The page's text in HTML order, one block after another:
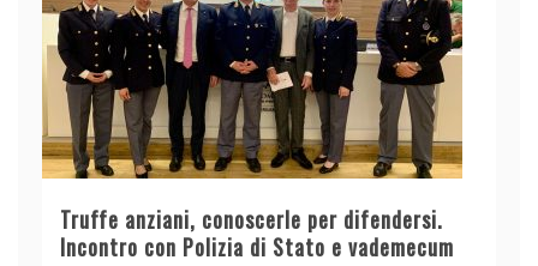
Truffe anziani, conoscerle per difendersi.
Incontro con Polizia di Stato e vademecum